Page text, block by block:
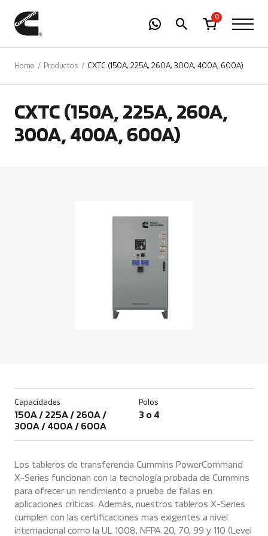
0
Home Productos CXTC (150A, 225A, 260A, 300A, 400A, 600A)
CXTC (150A, 225A, 260A,
300A, 400A, 600A)
Capacidades
150A / 225A / 260A /
300A / 400A / 600A
Polos
3 o 4
Los tableros de transferencia Cummins PowerCommand
X-Series funcionan con la tecnología probada de Cummins
para ofrecer un rendimiento a prueba de fallas en
aplicaciones críticas. Además, nuestros tableros X-Series
cumplen con las certificaciones mas exigentes a nivel
internacional como la UL 1008, NFPA 20, 70, 99 y 110 (Level